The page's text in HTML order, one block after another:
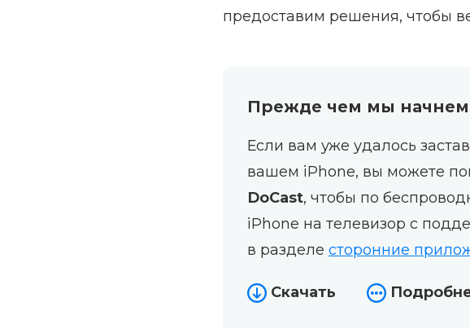
предоставим решения, чтобы
Прежде чем мы начнем
Если вам уже удалось
вашем iPhone, вы можете
DoCast, чтобы по
iPhone на телевизор с
в разделесторонние
Скачать